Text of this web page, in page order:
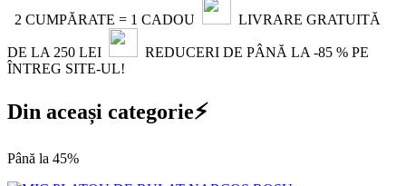
2 CUMPĂRATE = 1 CADOU LIVRARE GRATUITĂ
DE LA 250 LEI
REDUCERI DE PÂNĂ LA -85 % PE
ÎNTREG SITE-UL!
Din aceași categorie⚡
Până la 45%